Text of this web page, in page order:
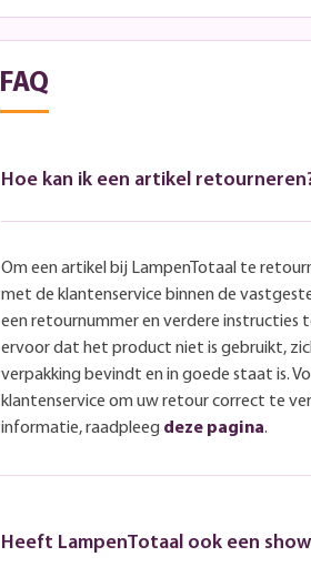
FAQ
Hoe kan ik een artikel
Om een artikel bij LampenTotaal te
met de klantenservice binnen de
een retournummer en verdere instructies
ervoor dat het product niet is gebruikt,
verpakking bevindt en in goede staat is.
klantenservice om uw retour correct te
informatie, raadpleeg deze pagina.
Heeft LampenTotaal ook een